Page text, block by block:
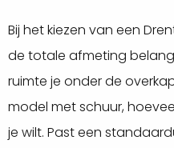
Bij het kiezen van een
de totale afmeting
ruimte je onder de
model met schuur,
je wilt. Past een